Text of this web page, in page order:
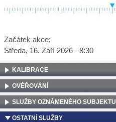
Začátek akce:
Středa, 16. Září 2026 - 8:30
KALIBRACE
OVĚŘOVÁNÍ
SLUŽBY OZNÁMENÉHO SUBJEKTU
OSTATNÍ SLUŽBY